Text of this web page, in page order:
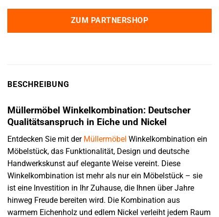
ZUM PARTNERSHOP
BESCHREIBUNG
Müllermöbel Winkelkombination: Deutscher
Qualitätsanspruch in Eiche und Nickel
Entdecken Sie mit der Müllermöbel Winkelkombination ein
Möbelstück, das Funktionalität, Design und deutsche
Handwerkskunst auf elegante Weise vereint. Diese
Winkelkombination ist mehr als nur ein Möbelstück – sie
ist eine Investition in Ihr Zuhause, die Ihnen über Jahre
hinweg Freude bereiten wird. Die Kombination aus
warmem Eichenholz und edlem Nickel verleiht jedem Raum